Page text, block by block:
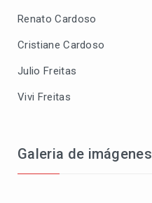
Renato Cardoso
Cristiane Cardoso
Julio Freitas
Vivi Freitas
Galeria de imágenes